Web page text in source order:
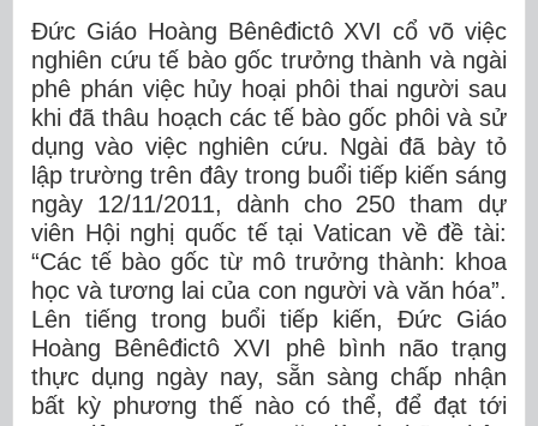
Đức Giáo Hoàng Bênêđictô XVI cổ võ việc
nghiên cứu tế bào gốc trưởng thành và ngài
phê phán việc hủy hoại phôi thai người sau
khi đã thâu hoạch các tế bào gốc phôi và sử
dụng vào việc nghiên cứu. Ngài đã bày tỏ
lập trường trên đây trong buổi tiếp kiến sáng
ngày 12/11/2011, dành cho 250 tham dự
viên Hội nghị quốc tế tại Vatican về đề tài:
“Các tế bào gốc từ mô trưởng thành: khoa
học và tương lai của con người và văn hóa”.
Lên tiếng trong buổi tiếp kiến, Đức Giáo
Hoàng Bênêđictô XVI phê bình não trạng
thực dụng ngày nay, sẵn sàng chấp nhận
bất kỳ phương thế nào có thể, để đạt tới